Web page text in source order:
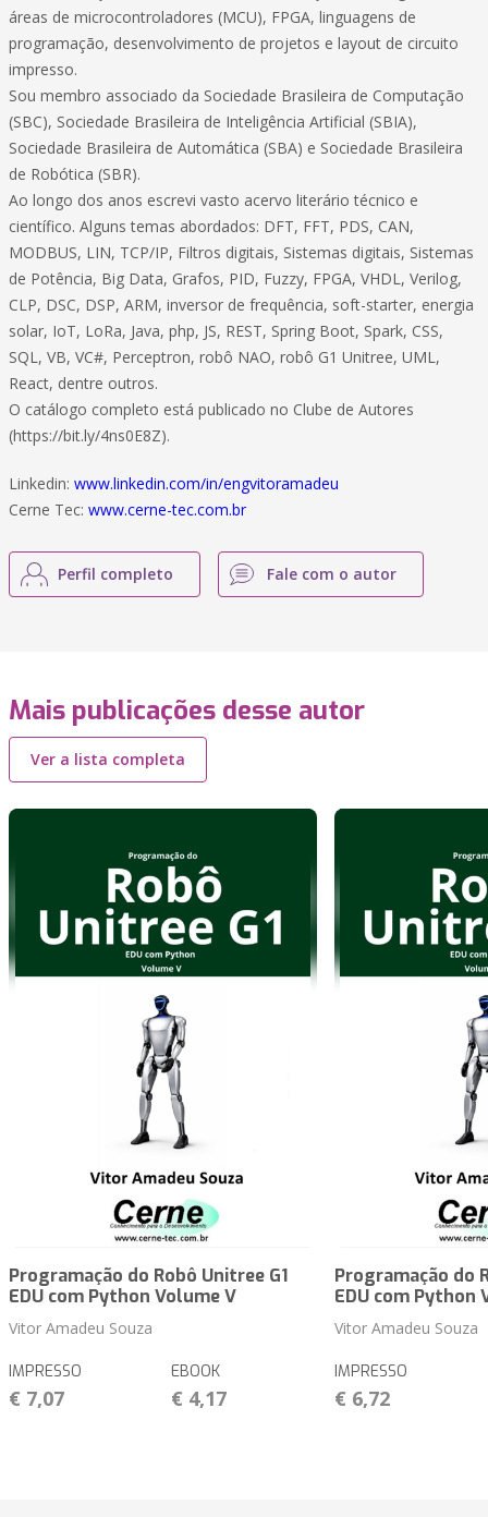
áreas de microcontroladores (MCU), FPGA, linguagens de
programação, desenvolvimento de projetos e layout de circuito
impresso.
Sou membro associado da Sociedade Brasileira de Computação
(SBC), Sociedade Brasileira de Inteligência Artificial (SBIA),
Sociedade Brasileira de Automática (SBA) e Sociedade Brasileira
de Robótica (SBR).
Ao longo dos anos escrevi vasto acervo literário técnico e
científico. Alguns temas abordados: DFT, FFT, PDS, CAN,
MODBUS, LIN, TCP/IP, Filtros digitais, Sistemas digitais, Sistemas
de Potência, Big Data, Grafos, PID, Fuzzy, FPGA, VHDL, Verilog,
CLP, DSC, DSP, ARM, inversor de frequência, soft-starter, energia
solar, IoT, LoRa, Java, php, JS, REST, Spring Boot, Spark, CSS,
SQL, VB, VC#, Perceptron, robô NAO, robô G1 Unitree, UML,
React, dentre outros.
O catálogo completo está publicado no Clube de Autores
(https://bit.ly/4ns0E8Z).
Linkedin: www.linkedin.com/in/engvitoramadeu
Cerne Tec: www.cerne-tec.com.br
Perfil completo Fale com o autor
Mais publicações desse autor
Ver a lista completa
Programação do Robô Unitree G1
EDU com Python Volume V
Vitor Amadeu Souza
IMPRESSO
€ 7,07
EBOOK
€ 4,17
Programação do
EDU com Python
Vitor Amadeu Souza
IMPRESSO
€ 6,72